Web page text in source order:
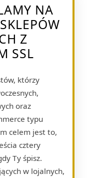
NA
Z
SSL
którzy
oraz
typu
celem jest to,
cztery
Ty śpisz.
w lojalnych,